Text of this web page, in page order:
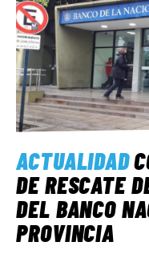
ACTUALIDAD
DE RESCATE
DEL BANCO
PROVINCIA